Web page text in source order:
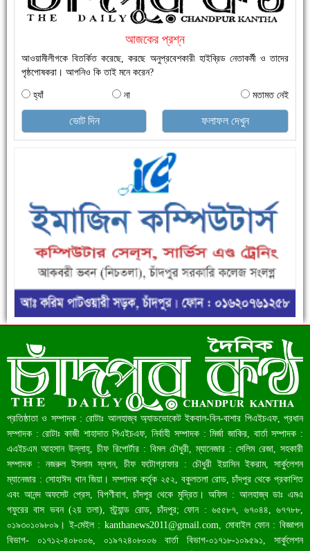
ফরিদগঞ্জে ড্রেন ও সড়ক নির্মাণে ধীরগতি জনদুর্ভোগ চরমে
রেকর্ড ৪৫.৪৬ বিলিয়ন ডলারের রিজার্ভ
আজকের প্রশ্ন
আওয়ামীলীগকে বিতর্কিত করেছে, করছে অনুপ্রবেশকারী হাইব্রিড নেতাকর্মী ও তাদের
পৃষ্ঠপোষকরা। আপনিও কি তাই মনে করেন?
হ্যাঁ না মতামত নেই
ভোট দিন ফলাফল দেখুন
প্রতিষ্ঠাতা ও সম্পাদক : রোটাঃ আলহাজ্ব অ্যাডভোকেট ইকবাল-বিন-বাশার পিএইচএফ, প্রধান
সম্পাদক : রোটাঃ কাজী শাহাদাত পিএইচএফ, নির্বাহী সম্পাদক : মির্জা জাকির, বার্তা সম্পাদক :
এএইচএম আহসান উল্লাহ্, চীফ রিপোর্টার : বিমল চৌধুরী, ম্যানেজার : সেলিম রেজা, সহকারী
সম্পাদক : নজরুল ইসলাম স্বপন, চীফ ফটোগ্রাফার : চৌধুরী ইয়াসিন ইকরাম, সার্কুলেশন
ম্যানেজার : সোহাঈদ খান জিয়া। সম্পাদক কর্তৃক ২৫২, বকুলতলা রোড, চাঁদপুর থেকে প্রকাশিত
এবং আনন্দ অফসেট প্রেস, বিপণীবাগ, চাঁদপুর থেকে মুদ্রিত। অফিস : আলহাজ্ব ডাঃ এমএ
গফুরের বাস ভবন (২য় তলা), স্ট্র্যান্ড রোড, চাঁদপুর; ফোন : ৬৫৫৮৭, ৬৭০৪৪, ৬৭৭৮৮,
০১৯৩০১০৯৮০৯। ই-মেইল :kanthanews2011@gmail.com, মোবাইল ফোন : বিজ্ঞাপন
বিভাগ- ০১৭১২-৪০৮০০৬, ০১৯৭২৪০৮০০৬ বার্তা বিভাগ-০১৭১৮-১০৯৫৯১, সার্কুলেশন